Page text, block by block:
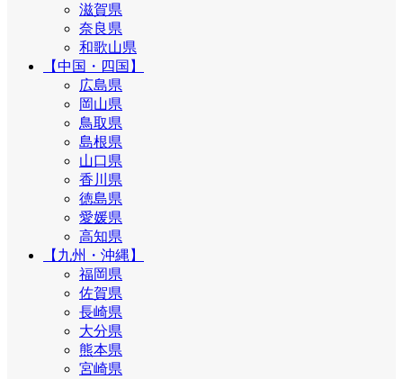
滋賀県
奈良県
和歌山県
【中国・四国】
広島県
岡山県
鳥取県
島根県
山口県
香川県
徳島県
愛媛県
高知県
【九州・沖縄】
福岡県
佐賀県
長崎県
大分県
熊本県
宮崎県